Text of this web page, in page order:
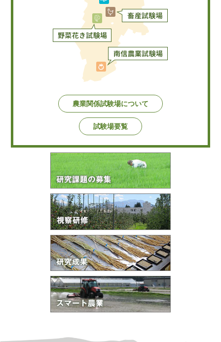
農業関係試験場について
試験場要覧